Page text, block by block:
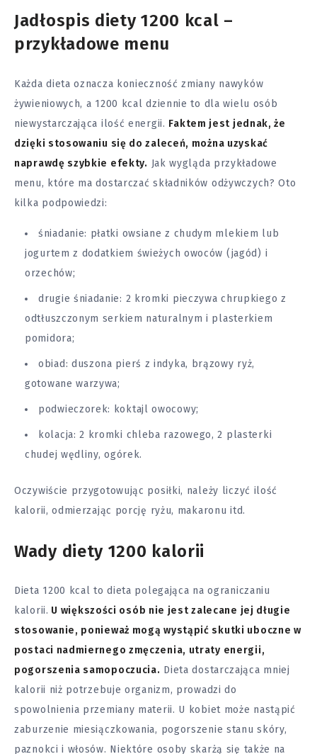
Jadłospis diety 1200 kcal –
przykładowe menu
Każda dieta oznacza konieczność zmiany nawyków
żywieniowych, a 1200 kcal dziennie to dla wielu osób
niewystarczająca ilość energii. Faktem jest jednak, że
dzięki stosowaniu się do zaleceń, można uzyskać
naprawdę szybkie efekty. Jak wygląda przykładowe
menu, które ma dostarczać składników odżywczych? Oto
kilka podpowiedzi:
śniadanie: płatki owsiane z chudym mlekiem lub
jogurtem z dodatkiem świeżych owoców (jagód) i
orzechów;
drugie śniadanie: 2 kromki pieczywa chrupkiego z
odtłuszczonym serkiem naturalnym i plasterkiem
pomidora;
obiad: duszona pierś z indyka, brązowy ryż,
gotowane warzywa;
podwieczorek: koktajl owocowy;
kolacja: 2 kromki chleba razowego, 2 plasterki
chudej wędliny, ogórek.
Oczywiście przygotowując posiłki, należy liczyć ilość
kalorii, odmierzając porcję ryżu, makaronu itd.
Wady diety 1200 kalorii
Dieta 1200 kcal to dieta polegająca na ograniczaniu
kalorii. U większości osób nie jest zalecane jej długie
stosowanie, ponieważ mogą wystąpić skutki uboczne w
postaci nadmiernego zmęczenia, utraty energii,
pogorszenia samopoczucia. Dieta dostarczająca mniej
kalorii niż potrzebuje organizm, prowadzi do
spowolnienia przemiany materii. U kobiet może nastąpić
zaburzenie miesiączkowania, pogorszenie stanu skóry,
paznokci i włosów. Niektóre osoby skarżą się także na